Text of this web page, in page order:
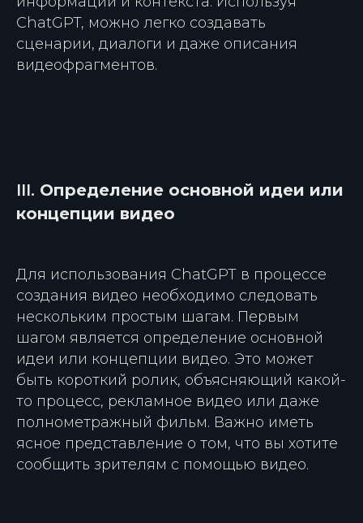
ChatGPT, можно легко создавать
сценарии, диалоги и даже описания
видеофрагментов.
III. Определение основной идеи или
концепции видео
Для использования ChatGPT в процессе
создания видео необходимо следовать
нескольким простым шагам. Первым
шагом является определение основной
идеи или концепции видео. Это может
быть короткий ролик, объясняющий какой-
то процесс, рекламное видео или даже
полнометражный фильм. Важно иметь
ясное представление о том, что вы хотите
сообщить зрителям с помощью видео.